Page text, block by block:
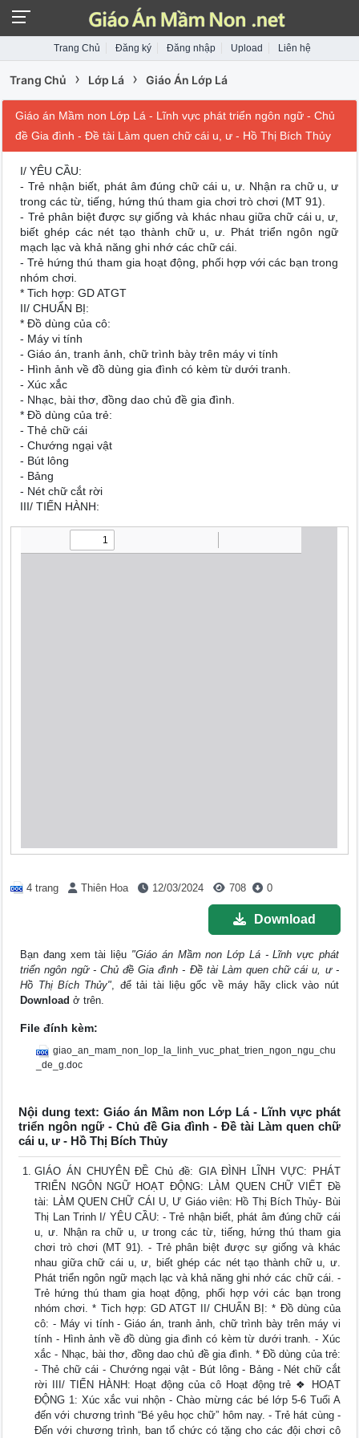
Trang Chủ Đăng ký Đăng nhập Upload Liên hệ
Trang Chủ › Lớp Lá › Giáo Án Lớp Lá
Giáo án Mầm non Lớp Lá - Lĩnh vực phát triển ngôn ngữ - Chủ
đề Gia đình - Đề tài Làm quen chữ cái u, ư - Hồ Thị Bích Thủy
I/ YÊU CẦU:
- Trẻ nhận biết, phát âm đúng chữ cái u, ư. Nhận ra chữ u, ư
trong các từ, tiếng, hứng thú tham gia chơi trò chơi (MT 91).
- Trẻ phân biệt được sự giống và khác nhau giữa chữ cái u, ư,
biết ghép các nét tạo thành chữ u, ư. Phát triển ngôn ngữ
mạch lạc và khả năng ghi nhớ các chữ cái.
- Trẻ hứng thú tham gia hoạt động, phối hợp với các bạn trong
nhóm chơi.
* Tich hợp: GD ATGT
II/ CHUẨN BỊ:
* Đồ dùng của cô:
- Máy vi tính
- Giáo án, tranh ảnh, chữ trình bày trên máy vi tính
- Hình ảnh về đồ dùng gia đình có kèm từ dưới tranh.
- Xúc xắc
- Nhạc, bài thơ, đồng dao chủ đề gia đình.
* Đồ dùng của trẻ:
- Thẻ chữ cái
- Chướng ngại vật
- Bút lông
- Bảng
- Nét chữ cắt rời
III/ TIẾN HÀNH:
4 trang Thiên Hoa 12/03/2024 708 0
Download
Bạn đang xem tài liệu "Giáo án Mầm non Lớp Lá - Lĩnh vực phát
triển ngôn ngữ - Chủ đề Gia đình - Đề tài Làm quen chữ cái u, ư -
Hồ Thị Bích Thủy", để tải tài liệu gốc về máy hãy click vào nút
Download ở trên.
File đính kèm:
giao_an_mam_non_lop_la_linh_vuc_phat_trien_ngon_ngu_chu
_de_g.doc
Nội dung text: Giáo án Mầm non Lớp Lá - Lĩnh vực phát
triển ngôn ngữ - Chủ đề Gia đình - Đề tài Làm quen chữ
cái u, ư - Hồ Thị Bích Thủy
GIÁO ÁN CHUYÊN ĐỀ Chủ đề: GIA ĐÌNH LĨNH VỰC: PHÁT
TRIỂN NGÔN NGỮ HOẠT ĐỘNG: LÀM QUEN CHỮ VIẾT Đề
tài: LÀM QUEN CHỮ CÁI U, Ư Giáo viên: Hồ Thị Bích Thủy- Bùi
Thị Lan Trinh I/ YÊU CẦU: - Trẻ nhận biết, phát âm đúng chữ cái
u, ư. Nhận ra chữ u, ư trong các từ, tiếng, hứng thú tham gia
chơi trò chơi (MT 91). - Trẻ phân biệt được sự giống và khác
nhau giữa chữ cái u, ư, biết ghép các nét tạo thành chữ u, ư.
Phát triển ngôn ngữ mạch lạc và khả năng ghi nhớ các chữ cái. -
Trẻ hứng thú tham gia hoạt động, phối hợp với các bạn trong
nhóm chơi. * Tich hợp: GD ATGT II/ CHUẨN BỊ: * Đồ dùng của
cô: - Máy vi tính - Giáo án, tranh ảnh, chữ trình bày trên máy vi
tính - Hình ảnh về đồ dùng gia đình có kèm từ dưới tranh. - Xúc
xắc - Nhạc, bài thơ, đồng dao chủ đề gia đình. * Đồ dùng của trẻ:
- Thẻ chữ cái - Chướng ngại vật - Bút lông - Bảng - Nét chữ cắt
rời III/ TIẾN HÀNH: Hoạt động của cô Hoạt động trẻ ❖ HOẠT
ĐỘNG 1: Xúc xắc vui nhộn - Chào mừng các bé lớp 5-6 Tuổi A
đến với chương trình “Bé yêu học chữ” hôm nay. - Trẻ hát cùng -
Đến với chương trình, ban tổ chức có tặng cho các đội chơi cô